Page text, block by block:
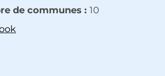
de communes : 10